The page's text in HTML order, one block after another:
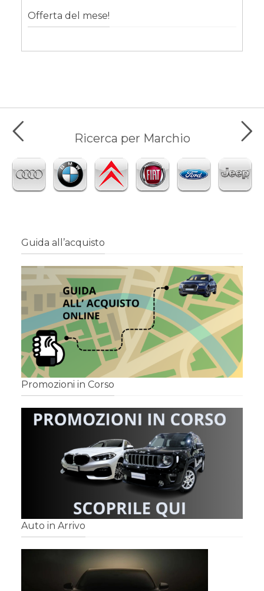
Offerta del mese!
Ricerca per Marchio
Guida all’acquisto
Promozioni in Corso
Auto in Arrivo